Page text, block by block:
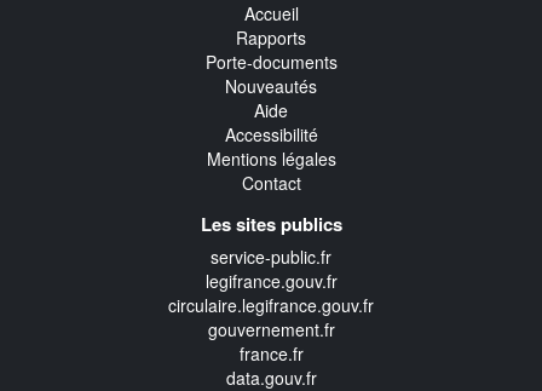
Accueil
Rapports
Porte-documents
Nouveautés
Aide
Accessibilité
Mentions légales
Contact
Les sites publics
service-public.fr
legifrance.gouv.fr
circulaire.legifrance.gouv.fr
gouvernement.fr
france.fr
data.gouv.fr